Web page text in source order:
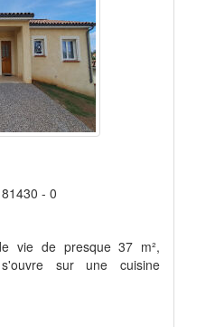
- 0
vie de presque 37 m²,
sur une cuisine